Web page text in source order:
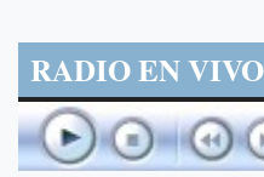
RADIO EN VIVO